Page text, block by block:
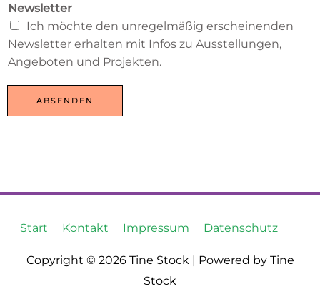
Newsletter
Ich möchte den unregelmäßig erscheinenden
Newsletter erhalten mit Infos zu Ausstellungen,
Angeboten und Projekten.
ABSENDEN
Start Kontakt Impressum Datenschutz
Copyright © 2026 Tine Stock| Powered by Tine
Stock